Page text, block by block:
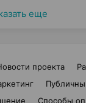
еще
проекта
Способы